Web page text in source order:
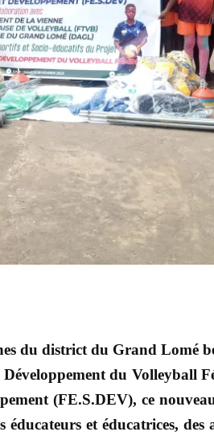
du district du Grand Lomé
du Volleyball
(FE.S.DEV), ce
et éducatrices, des